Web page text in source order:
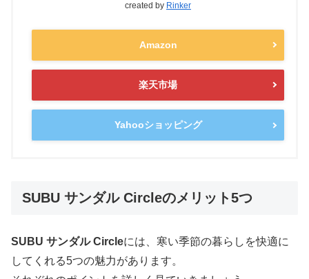
created by Rinker
Amazon
楽天市場
Yahooショッピング
SUBU サンダル Circleのメリット5つ
SUBU サンダル Circleには、寒い季節の暮らしを快適に
してくれる5つの魅力があります。